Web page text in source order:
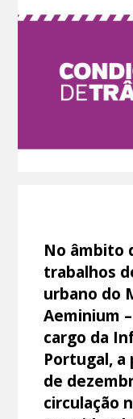
No âmbito
trabalhos
urbano do
Aeminium
cargo da
Portugal,
de
circulação